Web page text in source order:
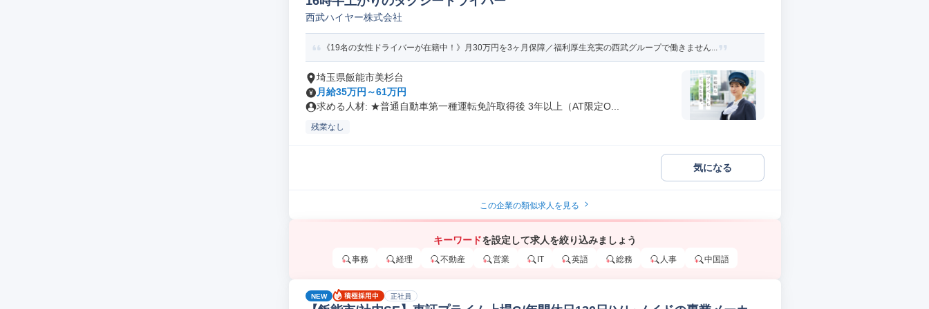
西武ハイヤー株式会社
《19名の女性ドライバーが在籍中！》月30万円を3ヶ月保障／福利厚生充実の西武グループで働きません...
埼玉県飯能市美杉台
月給35万円～61万円
求める人材: ★普通自動車第一種運転免許取得後 3年以上（AT限定O...
残業なし
気になる
この企業の類似求人を見る
キーワードを設定して求人を絞り込みましょう
事務 経理 不動産 営業 IT 英語 総務 人事 中国語
NEW 正社員